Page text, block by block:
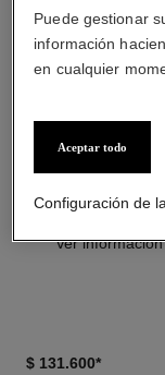
Reafirmante
desde
$ 210.200
Precio sin Impuestos
Ver información
$ 131.600*
Puede gestionar
información
en cualquier
Aceptar todo
Configuración de